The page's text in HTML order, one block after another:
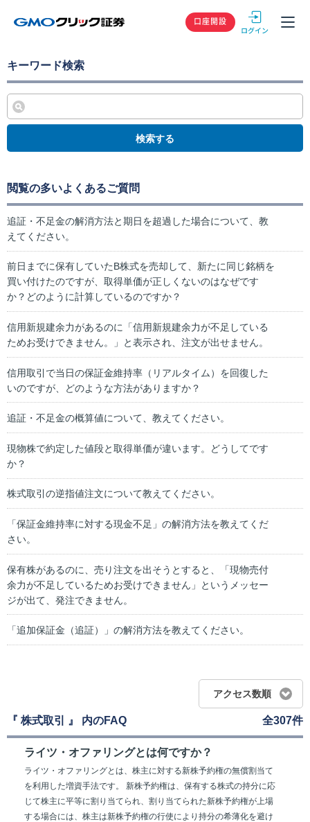
GMOクリック
口座開設
キーワード検索
検索する
閲覧の多いよくあるご質問
追証・不足金の解消方法と期日を超過した場合について、教
えてください。
前日までに保有していたB株式を売却して、新たに同じ銘柄を
買い付けたのですが、取得単価が正しくないのはなぜです
か？どのように計算しているのですか？
信用新規建余力があるのに「信用新規建余力が不足している
ためお受けできません。」と表示され、注文が出せません。
信用取引で当日の保証金維持率（リアルタイム）を回復した
いのですが、どのような方法がありますか？
追証・不足金の概算値について、教えてください。
現物株で約定した値段と取得単価が違います。どうしてです
か？
株式取引の逆指値注文について教えてください。
「保証金維持率に対する現金不足」の解消方法を教えてくだ
さい。
保有株があるのに、売り注文を出そうとすると、「現物売付
余力が不足しているためお受けできません」というメッセー
ジが出て、発注できません。
「追加保証金（追証）」の解消方法を教えてください。
アクセス数順
『 株式取引 』 内のFAQ 全307件
ライツ・オファリングとは何ですか？
ライツ・オファリングとは、株主に対する新株予約権の無償割当て
を利用した増資手法です。 新株予約権は、保有する株式の持分に応
じて株主に平等に割り当てられ、割り当てられた新株予約権が上場
する場合には、株主は新株予約権の行使により持分の希薄化を避け